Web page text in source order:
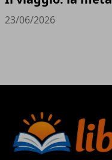
23/06/2026